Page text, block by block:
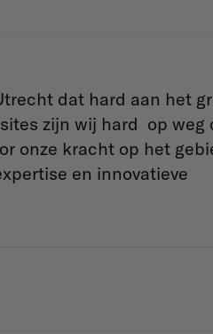
dat hard aan het
zijn wij hard op weg
onze kracht op het
en innovatieve